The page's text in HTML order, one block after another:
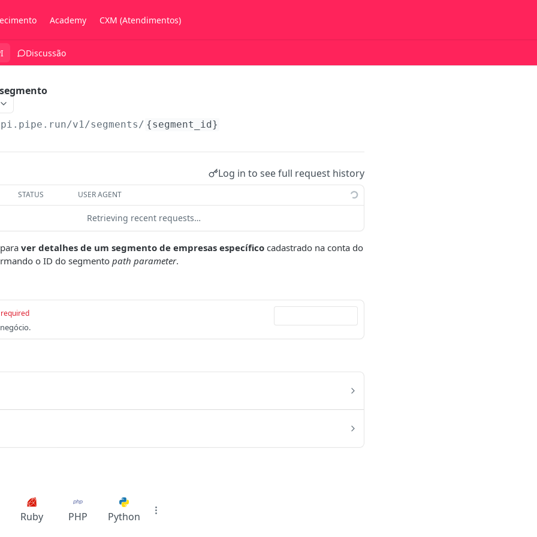
Academy CXM (Atendimentos)
Discussão
v1/segments/ {segment_id}
Log in to see full request history
STATUS USER AGENT
Retrieving recent requests…
ver detalhes de um segmento de empresas específico cadastrado na conta do
o ID do segmento path parameter.
required
Ruby PHP Python